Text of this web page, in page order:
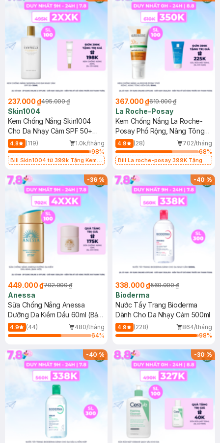
237.000 ₫495.000 ₫
Skin1004
Kem Chống Nắng Skin1004
Cho Da Nhạy Cảm SPF 50+
50ml
4.8 (119)
1.0k/tháng
98%
Bill Skin1004 từ 399k Tặng Kem
SPF 50+ 20ml (SL Có Hạn)
367.000 ₫610.000 ₫
La Roche-Posay
Kem Chống Nắng La Roche-
Posay Phổ Rộng, Nâng Tông
Kiềm Dầu 50ml
4.9 (28)
702/tháng
68%
Bill La roche-posay 399K Tặng
(SL có hạn)
-36%
449.000 ₫702.000 ₫
Anessa
Sữa Chống Nắng Anessa
Dưỡng Da Kiềm Dầu 60ml (Bản
Mới)
4.9 (44)
480/tháng
64%
-40%
338.000 ₫560.000 ₫
Bioderma
Nước Tẩy Trang Bioderma
Dành Cho Da Nhạy Cảm 500ml
4.9 (228)
864/tháng
98%
-40% -30%